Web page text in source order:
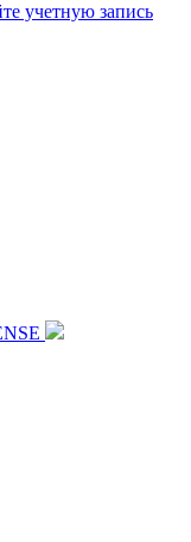
учетную запись